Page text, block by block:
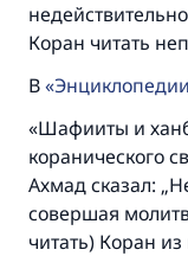
Коран читать
В
«Шафииты и
коранического
Ахмад сказал:
совершая
читать) Коран